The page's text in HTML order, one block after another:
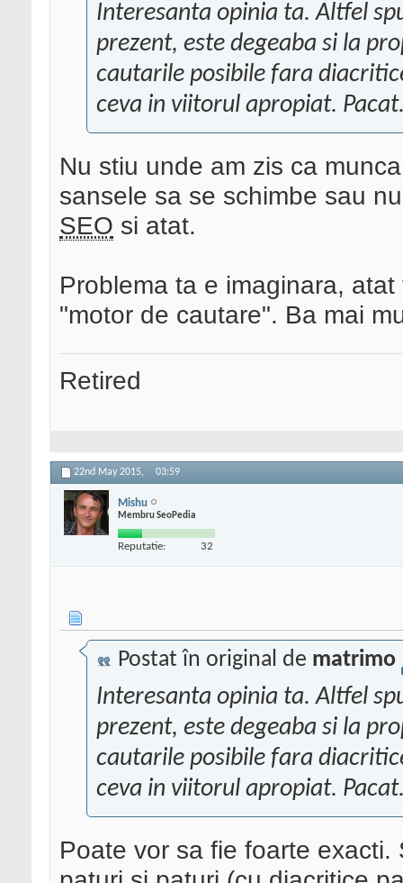
Interesanta opinia ta. Altfel
prezent, este degeaba si la
cautarile posibile fara
ceva in viitorul apropiat.
Nu stiu unde am zis ca
sansele sa se schimbe sau
SEO si atat.
Problema ta e imaginara,
"motor de cautare". Ba mai
Retired
22nd May 2015, 03:59
Mishu
Membru SeoPedia
Reputatie: 32
Postat în original de matrimo
Interesanta opinia ta. Altfel
prezent, este degeaba si la
cautarile posibile fara
ceva in viitorul apropiat.
Poate vor sa fie foarte